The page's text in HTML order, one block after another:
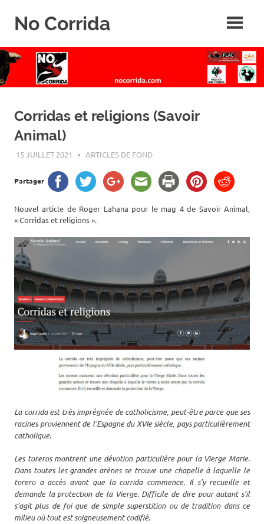
No Corrida
de
la
corrida
Corridas et religions (Savoir
Animal)
15 JUILLET 2021 ROGER LAHANA
ARTICLES DE FOND
Partager
Nouvel article de Roger Lahana pour le mag 4 de Savoir Animal,
« Corridas et religions ».
La corrida est très imprégnée de catholicisme, peut-être parce que ses
racines proviennent de l’Espagne du XVIe siècle, pays particulièrement
catholique.
Les toreros montrent une dévotion particulière pour la Vierge Marie.
Dans toutes les grandes arènes se trouve une chapelle à laquelle le
torero a accès avant que la corrida commence. Il s’y recueille et
demande la protection de la Vierge. Difficile de dire pour autant s’il
s’agit plus de foi que de simple superstition ou de tradition dans ce
milieu où tout est soigneusement codifié.